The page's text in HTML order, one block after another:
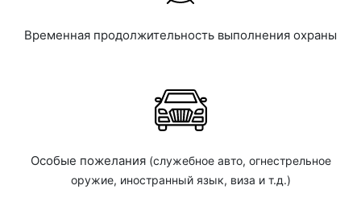
Временная продолжительность выполнения охраны
Особые пожелания (служебное авто, огнестрельное
оружие, иностранный язык, виза и т.д.)